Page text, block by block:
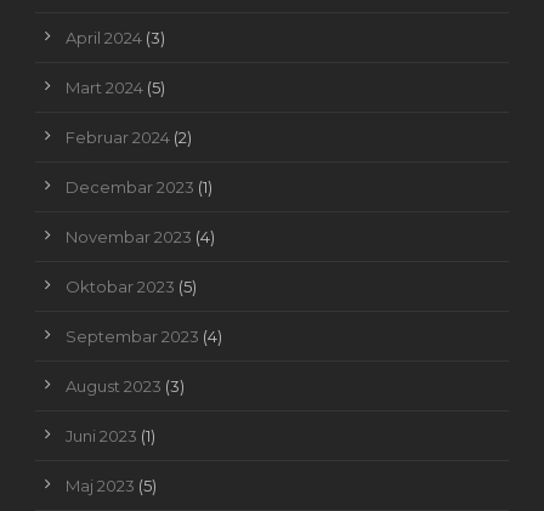
April 2024 (3)
Mart 2024 (5)
Februar 2024 (2)
Decembar 2023 (1)
Novembar 2023 (4)
Oktobar 2023 (5)
Septembar 2023 (4)
August 2023 (3)
Juni 2023 (1)
Maj 2023 (5)